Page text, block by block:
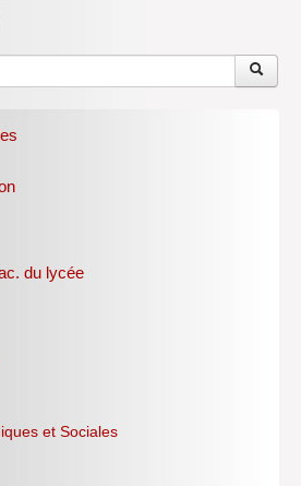
seconde
2017-2018
2018-2019
2019-2020
du lycée
et Sociales